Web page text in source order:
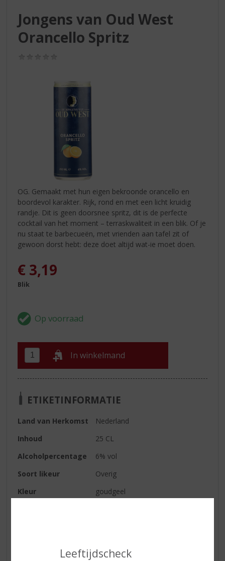
Leeftijdscheck
Jongens van Oud West
Orancello Spritz
OG. Gemaakt met hun eigen bekroonde orancello en
boordevol karakter. Rijk, rond en met een licht kruidig
randje. Dit is geen doorsnee spritz, dit is de perfecte
cocktail van het moment – terraskwaliteit in een blik. Of je
nu staat te barbecueën, met vrienden aan tafel zit of
gewoon dorst hebt: deze doet altijd wat-ie moet doen.
€ 3,19
Blik
In winkelmand
ETIKETINFORMATIE
Land van Herkomst
Nederland
Inhoud
25 CL
Alcoholpercentage
6% vol
Soort likeur
Overig
Kleur
goudgeel